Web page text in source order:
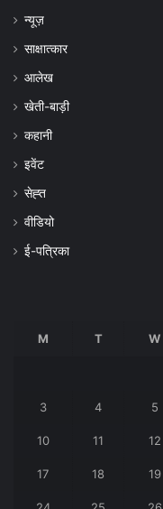
न्यूज़
साक्षात्कार
आलेख
खेती-बाड़ी
कहानी
इवेंट
सेह्त
वीडियो
ई-पत्रिका
M T W
3 4 5
10 11 12
17 18 19